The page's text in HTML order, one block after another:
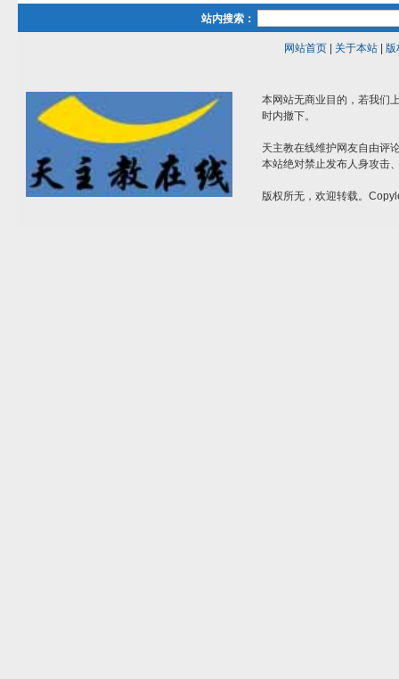
站内搜索：
网站首页| 关于本站| 版
本网站无商业目的，若我们
时内撤下。
天主教在线维护网友自由评
本站绝对禁止发布人身攻击
版权所无，欢迎转载。